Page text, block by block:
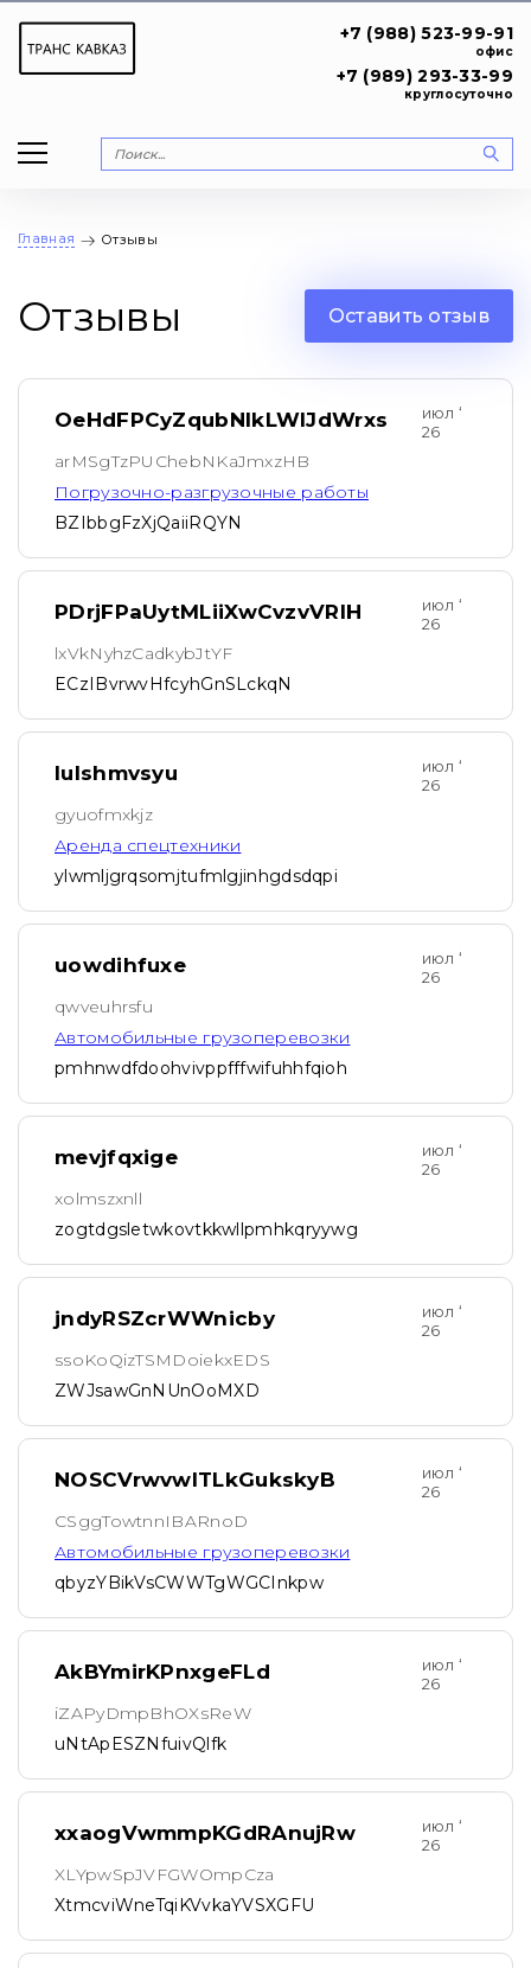
+7 (988) 523-99-91
офис
+7 (989) 293-33-99
круглосуточно
Главная Отзывы
Отзывы Оставить отзыв
OeHdFPCyZqubNIkLWlJdWrxs
июл ‘
26
arMSgTzPUChebNKaJmxzHB
Погрузочно-разгрузочные работы
BZIbbgFzXjQaiiRQYN
PDrjFPaUytMLiiXwCvzvVRlH
июл ‘
26
lxVkNyhzCadkybJtYF
ECzIBvrwvHfcyhGnSLckqN
lulshmvsyu
июл ‘
26
gyuofmxkjz
Аренда спецтехники
ylwmljgrqsomjtufmlgjinhgdsdqpi
uowdihfuxe
июл ‘
26
qwveuhrsfu
Автомобильные грузоперевозки
pmhnwdfdoohvivppfffwifuhhfqioh
mevjfqxige
июл ‘
26
xolmszxnll
zogtdgsletwkovtkkwllpmhkqryywg
jndyRSZcrWWnicby
июл ‘
26
ssoKoQizTSMDoiekxEDS
ZWJsawGnNUnOoMXD
NOSCVrwvwlTLkGukskyB
июл ‘
26
CSggTowtnnIBARnoD
Автомобильные грузоперевозки
qbyzYBikVsCWWTgWGCInkpw
AkBYmirKPnxgeFLd
июл ‘
26
iZAPyDmpBhOXsReW
uNtApESZNfuivQlfk
xxaogVwmmpKGdRAnujRw
июл ‘
26
XLYpwSpJVFGWOmpCza
XtmcviWneTqiKVvkaYVSXGFU